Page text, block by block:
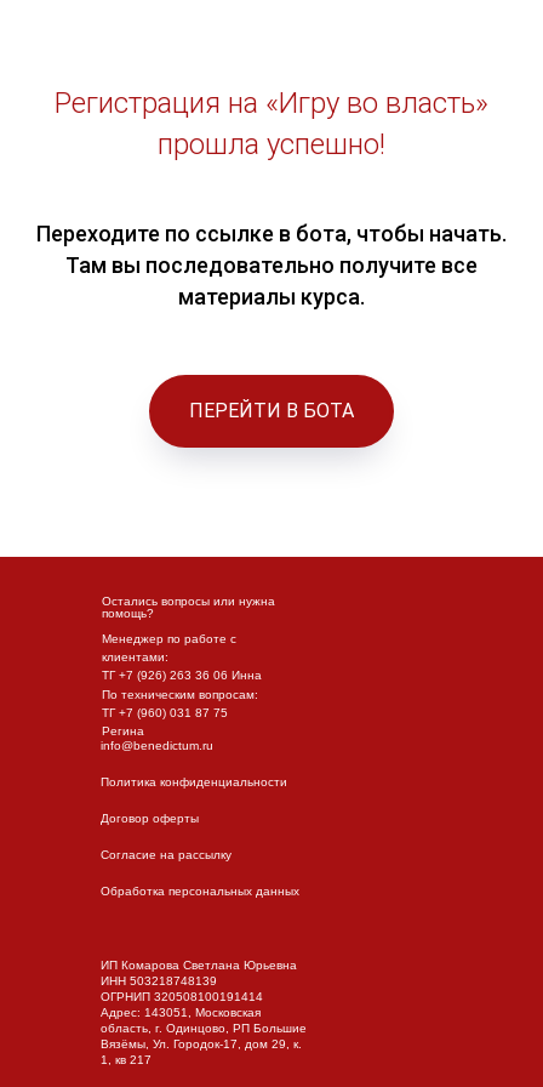
Регистрация на «Игру во власть»
прошла успешно!
Переходите по ссылке в бота, чтобы начать.
Там вы последовательно получите все
материалы курса.
ПЕРЕЙТИ В БОТА
Политика конфиденциальности
Договор оферты
Согласие на рассылку
Обработка персональных данных
ИП Комарова Светлана Юрьевна
ИНН 503218748139
ОГРНИП 320508100191414
Адрес: 143051, Московская
область, г. Одинцово, РП Большие
Вязёмы, Ул. Городок-17, дом 29, к.
1, кв 217
Остались вопросы или нужна
помощь?
По техническим вопросам:
ТГ +7 (960) 031 87 75
Регина
Менеджер по работе с
клиентами:
ТГ +7 (926) 263 36 06 Инна
info@benedictum.ru